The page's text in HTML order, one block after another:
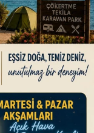
- 11:20
must
according to
OL